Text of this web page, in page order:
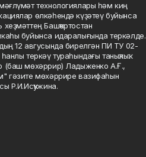
технологиялары һәм киң
өлкәһендә күҙәтеү буйынса
Башҡортостан
буйынса идаралығында теркәлде.
12 авгусында бирелгән ПИ ТУ 02-
теркәү тураһындағы таныҡлыҡ.
(баш мөхәррир) Ладыженко А.Ғ.,
гәзите мөхәррире вазифаһын
Р.И.Исҡужина.